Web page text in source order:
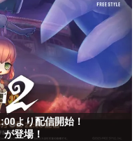
より配信開始！
登場！